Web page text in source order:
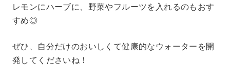
レモンにハーブに、野菜やフルーツを入れるのもおす
すめ◎
ぜひ、自分だけのおいしくて健康的なウォーターを開
発してくださいね！